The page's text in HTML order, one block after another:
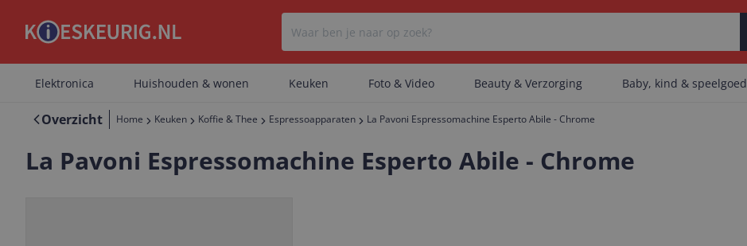
Er zijn geen categorieën gevonden.
Elektronica Huishouden & wonen Keuken Foto & Video Beauty & Verzorging Baby, kind & speelgoed
Overzicht Home Keuken Koffie & Thee Espressoapparaten La Pavoni Espressomachine Esperto Abile - Chrome
La Pavoni Espressomachine Esperto Abile - Chrome